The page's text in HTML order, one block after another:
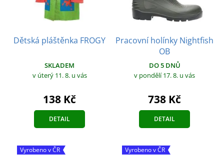
Dětská pláštěnka FROGY
SKLADEM
v úterý 11. 8. u vás
138 Kč
DETAIL
Pracovní holínky Nightfish
OB
DO 5 DNŮ
v pondělí 17. 8. u vás
738 Kč
DETAIL
Vyrobeno v ČR Vyrobeno v ČR